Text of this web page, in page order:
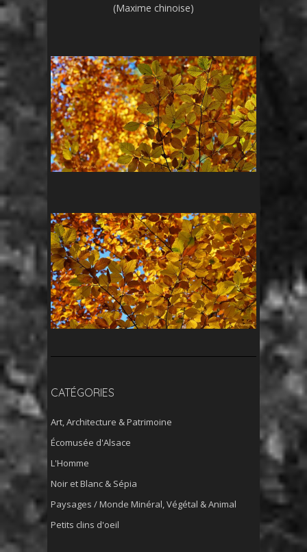
(Maxime chinoise)
CATÉGORIES
Art, Architecture & Patrimoine
Écomusée d'Alsace
L'Homme
Noir et Blanc & Sépia
Paysages / Monde Minéral, Végétal & Animal
Petits clins d'oeil